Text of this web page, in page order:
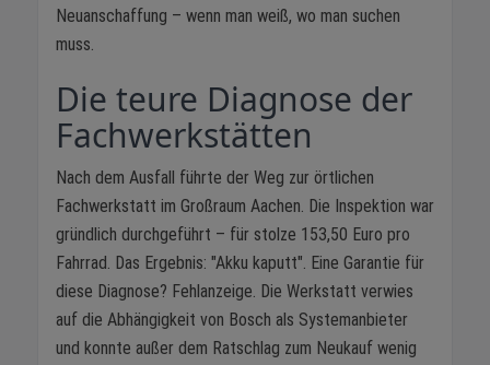
Neuanschaffung – wenn man weiß, wo man suchen
muss.
Die teure Diagnose der
Fachwerkstätten
Nach dem Ausfall führte der Weg zur örtlichen
Fachwerkstatt im Großraum Aachen. Die Inspektion war
gründlich durchgeführt – für stolze 153,50 Euro pro
Fahrrad. Das Ergebnis: "Akku kaputt". Eine Garantie für
diese Diagnose? Fehlanzeige. Die Werkstatt verwies
auf die Abhängigkeit von Bosch als Systemanbieter
und konnte außer dem Ratschlag zum Neukauf wenig